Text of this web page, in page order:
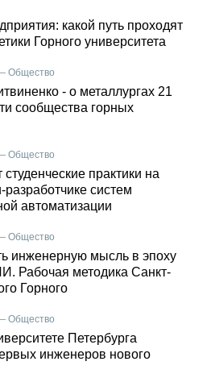
какой путь проходят
Горного университета
Общество
- о металлургах 21
сообщества горных
Общество
студенческие практики на
разработчике систем
автоматизации
Общество
инженерную мысль в эпоху
Рабочая методика Санкт-
Горного
Общество
Петербурга
инженеров нового